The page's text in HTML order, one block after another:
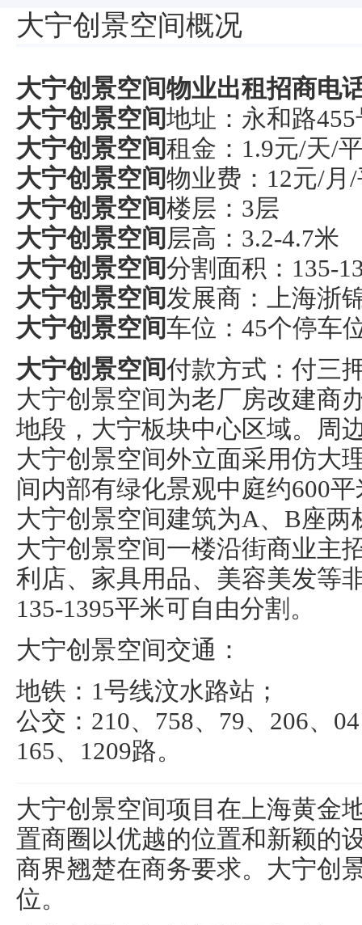
大宁创景空间概况
大宁创景空间物业出租招商电
大宁创景空间地址：永和路
大宁创景空间租金：1.9元/天/
大宁创景空间物业费：12元/月
大宁创景空间楼层：3层
大宁创景空间 层高：3.2-4.7米
大宁创景空间分割面积：135-
大宁创景空间发展商：上海浙
大宁创景空间车位：45个停车
大宁创景空间付款方式：付三
大宁创景空间为老厂房改建商
地段，大宁板块中心区域。周
大宁创景空间外立面采用仿大
间内部有绿化景观中庭约600
大宁创景空间建筑为A、B座
大宁创景空间一楼沿街商业主
利店、家具用品、美容美发等
135-1395平米可自由分割。
大宁创景空间交通：
地铁：1号线汶水路站；
公交：210、758、79、206、
165、1209路。
大宁创景空间项目在上海黄金
置商圈以优越的位置和新颖的
商界翘楚在商务要求。大宁创
位。